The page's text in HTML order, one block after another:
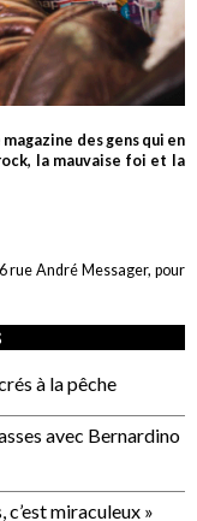
des gens qui en
la mauvaise foi et la
rue André Messager, pour
à la pêche
avec Bernardino
c’est miraculeux »